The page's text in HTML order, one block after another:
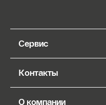
Сервис
Контакты
О компании